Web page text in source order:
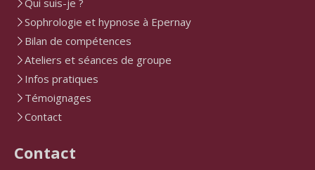
Qui suis-je ?
Sophrologie et hypnose à Epernay
Bilan de compétences
Ateliers et séances de groupe
Infos pratiques
Témoignages
Contact
Contact